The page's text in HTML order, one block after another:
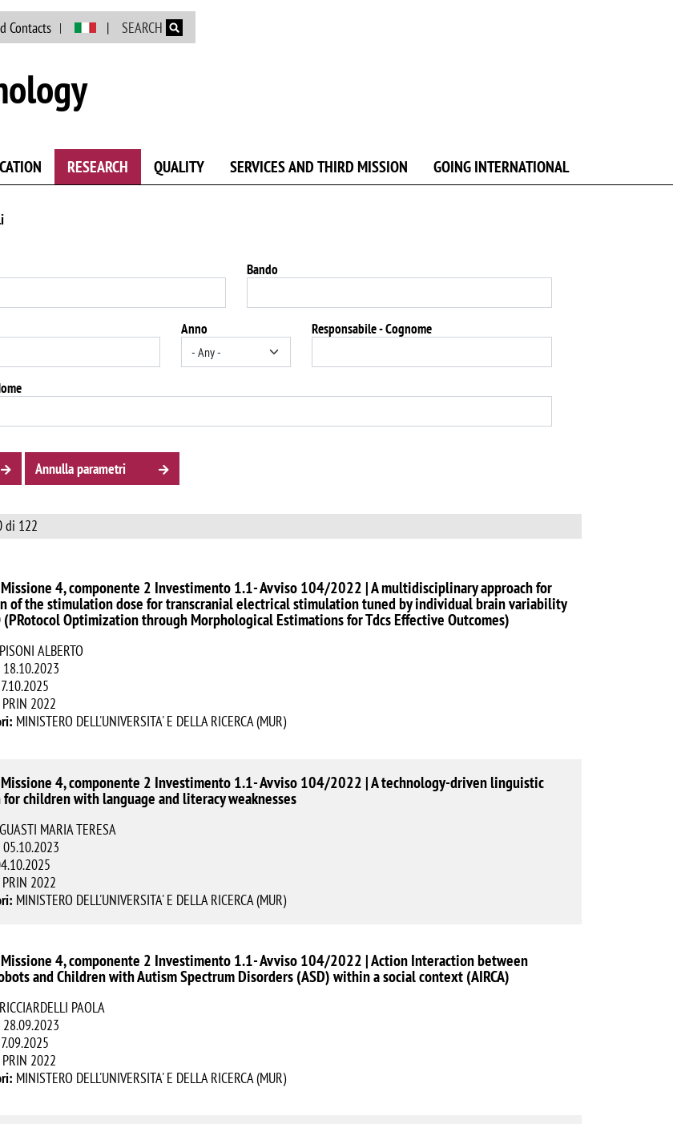
Skip to main content
Contacts SEARCH
RESEARCH QUALITY SERVICES AND THIRD MISSION GOING INTERNATIONAL
Bando
Anno Responsabile - Cognome
Annulla parametri
di 122
Missione 4, componente 2 Investimento 1.1- Avviso 104/2022 | A multidisciplinary approach for
of the stimulation dose for transcranial electrical stimulation tuned by individual brain variability
(PRotocol Optimization through Morphological Estimations for Tdcs Effective Outcomes)
PISONI ALBERTO
18.10.2023
2022
MINISTERO DELL'UNIVERSITA' E DELLA RICERCA (MUR)
Missione 4, componente 2 Investimento 1.1- Avviso 104/2022 | A technology-driven linguistic
children with language and literacy weaknesses
GUASTI MARIA TERESA
05.10.2023
2022
MINISTERO DELL'UNIVERSITA' E DELLA RICERCA (MUR)
Missione 4, componente 2 Investimento 1.1- Avviso 104/2022 | Action Interaction between
and Children with Autism Spectrum Disorders (ASD) within a social context (AIRCA)
RICCIARDELLI PAOLA
28.09.2023
2022
MINISTERO DELL'UNIVERSITA' E DELLA RICERCA (MUR)